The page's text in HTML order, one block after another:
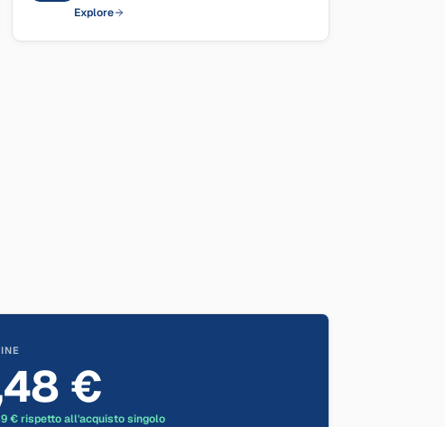
Explore
€
€ rispetto all'acquisto singolo